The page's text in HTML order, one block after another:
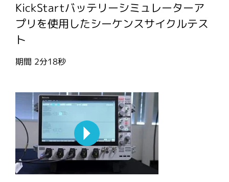
KickStartバッテリーシミュレーターア
プリを使用したシーケンスサイクルテス
ト
期間 2分18秒